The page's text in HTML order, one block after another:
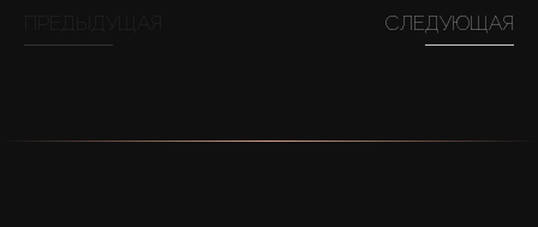
СЛЕДУЮЩАЯ